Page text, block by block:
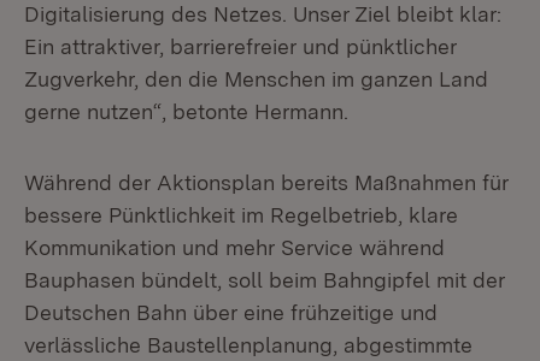
Digitalisierung des Netzes. Unser Ziel bleibt klar:
Ein attraktiver, barrierefreier und pünktlicher
Zugverkehr, den die Menschen im ganzen Land
gerne nutzen“, betonte Hermann.
Während der Aktionsplan bereits Maßnahmen für
bessere Pünktlichkeit im Regelbetrieb, klare
Kommunikation und mehr Service während
Bauphasen bündelt, soll beim Bahngipfel mit der
Deutschen Bahn über eine frühzeitige und
verlässliche Baustellenplanung, abgestimmte